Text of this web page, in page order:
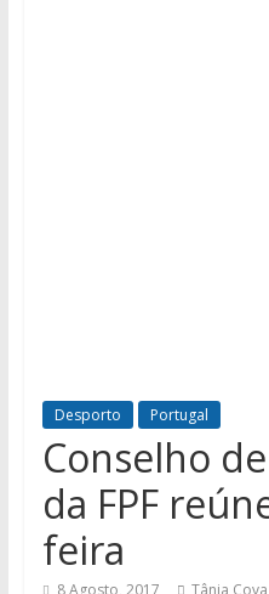
Desporto Portugal
Conselho
da FPF
feira